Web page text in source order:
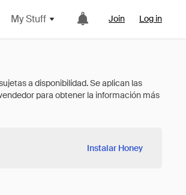
My Stuff Join Log in
Instalar Honey